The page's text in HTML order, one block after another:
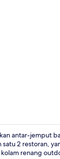
antar-jemput
satu 2 restoran,
renang